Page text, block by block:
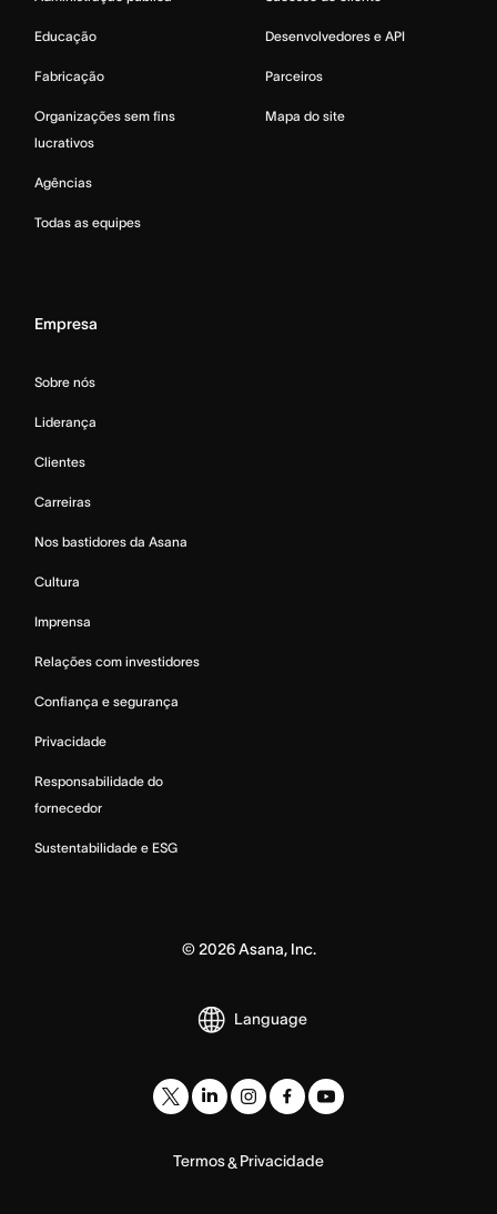
Educação
Fabricação
Organizações sem fins
lucrativos
Agências
Todas as equipes
Desenvolvedores e API
Parceiros
Mapa do site
Empresa
Sobre nós
Liderança
Clientes
Carreiras
Nos bastidores da Asana
Cultura
Imprensa
Relações com investidores
Confiança e segurança
Privacidade
Responsabilidade do
fornecedor
Sustentabilidade e ESG
© 2026Asana, Inc.
Language
Termos& Privacidade